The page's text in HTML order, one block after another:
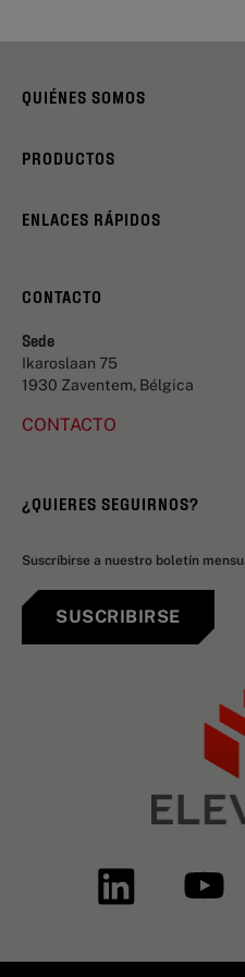
QUIÉNES SOMOS
PRODUCTOS
ENLACES RÁPIDOS
CONTACTO
Sede
Ikaroslaan 75
1930 Zaventem, Bélgica
CONTACTO
¿QUIERES SEGUIRNOS?
Suscríbirse a nuestro boletín
SUSCRIBIRSE